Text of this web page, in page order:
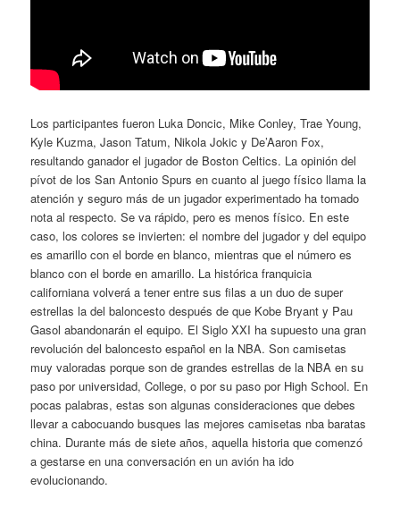
Los participantes fueron Luka Doncic, Mike Conley, Trae Young,
Kyle Kuzma, Jason Tatum, Nikola Jokic y De’Aaron Fox,
resultando ganador el jugador de Boston Celtics. La opinión del
pívot de los San Antonio Spurs en cuanto al juego físico llama la
atención y seguro más de un jugador experimentado ha tomado
nota al respecto. Se va rápido, pero es menos físico. En este
caso, los colores se invierten: el nombre del jugador y del equipo
es amarillo con el borde en blanco, mientras que el número es
blanco con el borde en amarillo. La histórica franquicia
californiana volverá a tener entre sus filas a un duo de super
estrellas la del baloncesto después de que Kobe Bryant y Pau
Gasol abandonarán el equipo. El Siglo XXI ha supuesto una gran
revolución del baloncesto español en la NBA. Son camisetas
muy valoradas porque son de grandes estrellas de la NBA en su
paso por universidad, College, o por su paso por High School. En
pocas palabras, estas son algunas consideraciones que debes
llevar a cabocuando busques las mejores camisetas nba baratas
china. Durante más de siete años, aquella historia que comenzó
a gestarse en una conversación en un avión ha ido
evolucionando.